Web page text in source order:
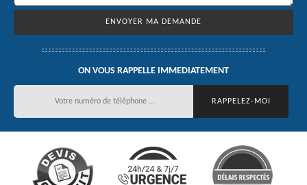
ON VOUS RAPPELLE IMMEDIATEMENT